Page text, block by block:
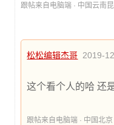
跟帖来自电脑端 · 中国云南
松松编辑杰哥 2019-
这个看个人的哈 还
跟帖来自电脑端 · 中国北京